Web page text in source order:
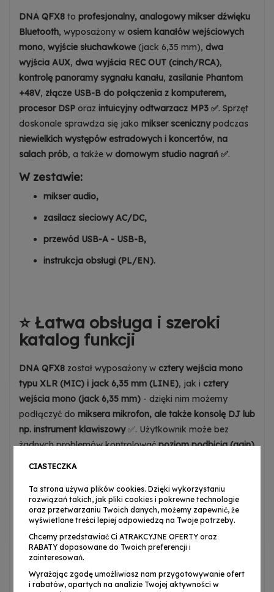
DNA QFX8 to profesjonalny, analogowy mikser dźwięku
Bluetooth, wyposażony w osiem kanałów wejściowych
mono, wyjście słuchawkowe(jack 6,35 mm), dwa
wyjścia AUX, dwa wyjścia REC OUT (cinch/RCA),
kontrolę panoramy sygnału kanału, zasilanie Phantom
+48V, złącze USB-B do połączenia z komputerem,
procesor DSP oraz intuicyjny odtwarzacz MP3 ✅. Sprzęt
doskonale sprawdza się jako mikser scenicznypodczas
niewielkich występów estradowych i koncertów, na
salach prób, a także w domowym studio nagrań ✅.
W zestawie:
mikser audio,
zasilacz sieciowy AC/DC,
przewód USB-A - USB-B,
instrukcja obsługi (PL/EN).
⭐ Łatwa obsługa i szeroki
katalog funkcji
DNA QFX8 został wyposażony w cztery wejścia mono
typu XLR (MIC) i jack 6,35 mm (LINE), jak i cztery
wejścia mono (jack 6,35 mm) - dzięki nim możemy
podłączyć do miksera mikrofon, ale także konsolę DJ lub
np. instrument klawiszowy✅. Użytkownik może bez
żadnych problemów kontrolowaćpoziom podbicia (gain)
wysokich, średnich i niskich kanału,poziom panoramy
sygnału kanału, a także ustawićpoziom sygnału dla
każdego z wejść i wyjść za pomocąwygodnych,
ergonomicznych faderów i potencjometrów ✅. Dzięki
wejściu USB-B- znajdującym się z tyłu miksera - i
podłączyć mikser dźwięku do komputera.Wbudowane
CIASTECZKA
Ta strona używa plików cookies. Dzięki wykorzystaniu
rozwiązań takich, jak pliki cookies i pokrewne technologie
oraz przetwarzaniu Twoich danych, możemy zapewnić, że
wyświetlane treści lepiej odpowiedzą na Twoje potrzeby.
Chcemy przedstawiać Ci ATRAKCYJNE OFERTY oraz
RABATY dopasowane do Twoich preferencji i
zainteresowań.
Wyrażając zgodę umożliwiasz nam przygotowywanie ofert
i rabatów, opartych na analizie Twojej aktywności w